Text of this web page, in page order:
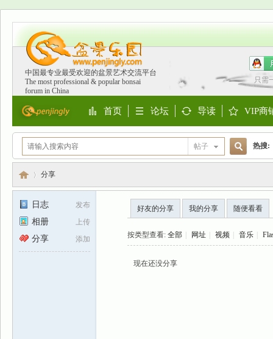
中国最专业最受欢迎的盆景艺术交流平台
The most professional & popular bonsai
forum in China
只需
首页 论坛 导读 VIP商
帖子
搜
索
热搜:
盆
分享
发布
日志
上传
相册
添加
分享
好友的分享 我的分享 随便看看
按类型查看: 全部 网址 视频 音乐
现在还没分享